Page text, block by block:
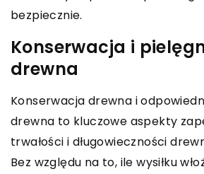
bezpiecznie.
Konserwacja i
drewna
Konserwacja drewna i
drewna to kluczowe aspekty
trwałości i długowieczności
Bez względu na to, ile wysiłku